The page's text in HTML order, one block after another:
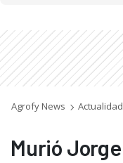
Agrofy News Actualidad
Murió